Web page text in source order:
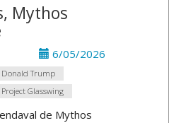
Mythos
6/05/2026
Donald Trump
Project Glasswing
de Mythos